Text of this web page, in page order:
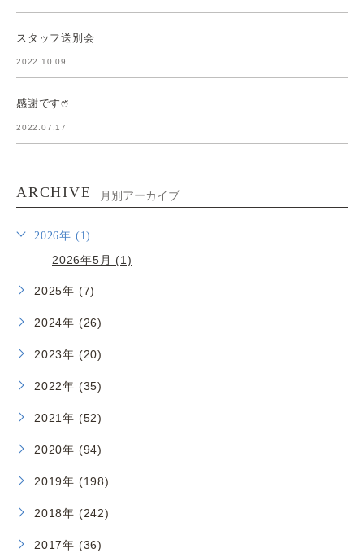
スタッフ送別会
2022.10.09
感謝ですෆ̈
2022.07.17
ARCHIVE 月別アーカイブ
2026年 (1)
2026年5月 (1)
2025年 (7)
2024年 (26)
2023年 (20)
2022年 (35)
2021年 (52)
2020年 (94)
2019年 (198)
2018年 (242)
2017年 (36)